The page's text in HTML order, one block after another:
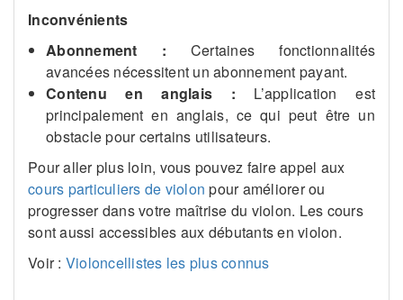
Inconvénients
Abonnement : Certaines fonctionnalités
avancées nécessitent un abonnement payant.
Contenu en anglais : L’application est
principalement en anglais, ce qui peut être un
obstacle pour certains utilisateurs.
Pour aller plus loin, vous pouvez faire appel aux
cours particuliers de violon pour améliorer ou
progresser dans votre maîtrise du violon. Les cours
sont aussi accessibles aux débutants en violon.
Voir : Violoncellistes les plus connus